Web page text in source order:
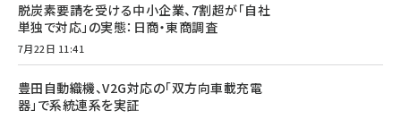
脱炭素要請を受ける中小企業、7割超が「自社
単独で対応」の実態：日商・東商調査
7月22日 11:41
豊田自動織機、V2G対応の「双方向車載充電
器」で系統連系を実証